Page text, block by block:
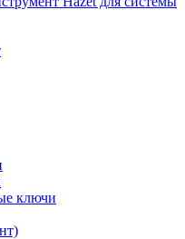
ключи